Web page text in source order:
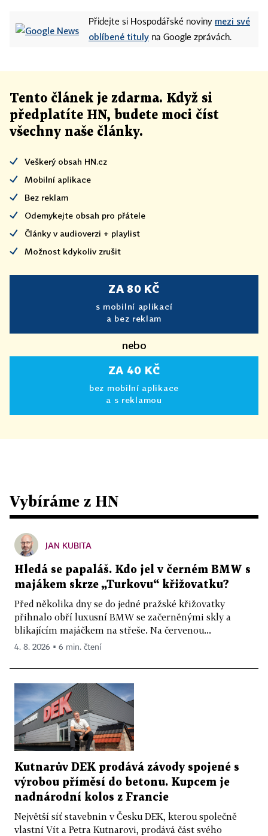
Přidejte si Hospodářské noviny mezi své
oblíbené tituly na Google zprávách.
Tento článek je zdarma. Když si
předplatíte HN, budete moci číst
všechny naše články.
Veškerý obsah HN.cz
Mobilní aplikace
Bez reklam
Odemykejte obsah pro přátele
Články v audioverzi + playlist
Možnost kdykoliv zrušit
ZA 80 KČ
s mobilní aplikací
a bez reklam
nebo
ZA 40 KČ
bez mobilní aplikace
a s reklamou
Vybíráme z HN
JAN KUBITA
Hledá se papaláš. Kdo jel v černém BMW s
majákem skrze „Turkovu“ křižovatku?
Před několika dny se do jedné pražské křižovatky
přihnalo obří luxusní BMW se začerněnými skly a
blikajícím majáčkem na střeše. Na červenou...
4. 8. 2026 ▪ 6 min. čtení
Kutnarův DEK prodává závody spojené s
výrobou příměsí do betonu. Kupcem je
nadnárodní kolos z Francie
Největší síť stavebnin v Česku DEK, kterou společně
vlastní Vít a Petra Kutnarovi, prodává část svého